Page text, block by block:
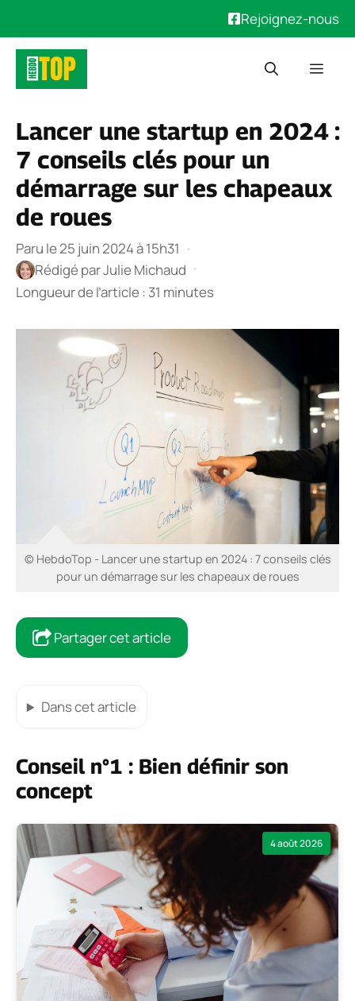
Rejoignez-nous
Aller
contenu
Lancer une startup en 2024 :
7 conseils clés pour un
démarrage sur les chapeaux
de roues
Paru le 25 juin 2024 à 15h31 ·
Rédigé parJulie Michaud ·
Longueur de l’article : 31 minutes
© HebdoTop - Lancer une startup en 2024 : 7 conseils clés
pour un démarrage sur les chapeaux de roues
Partager cet article
Dans cet article
Conseil n°1 : Bien définir son
concept
4 août 2026